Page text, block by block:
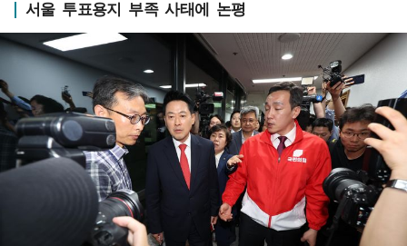
서울 투표용지 부족 사태에 논평